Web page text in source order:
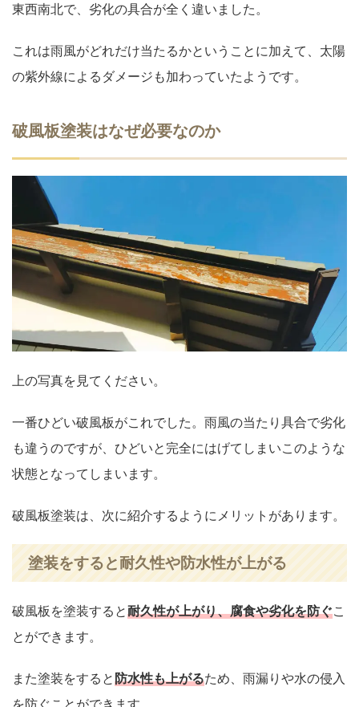
東西南北で、劣化の具合が全く違いました。
これは雨風がどれだけ当たるかということに加えて、太陽
の紫外線によるダメージも加わっていたようです。
破風板塗装はなぜ必要なのか
上の写真を見てください。
一番ひどい破風板がこれでした。雨風の当たり具合で劣化
も違うのですが、ひどいと完全にはげてしまいこのような
状態となってしまいます。
破風板塗装は、次に紹介するようにメリットがあります。
塗装をすると耐久性や防水性が上がる
破風板を塗装すると耐久性が上がり、腐食や劣化を防ぐこ
とができます。
また塗装をすると防水性も上がるため、雨漏りや水の侵入